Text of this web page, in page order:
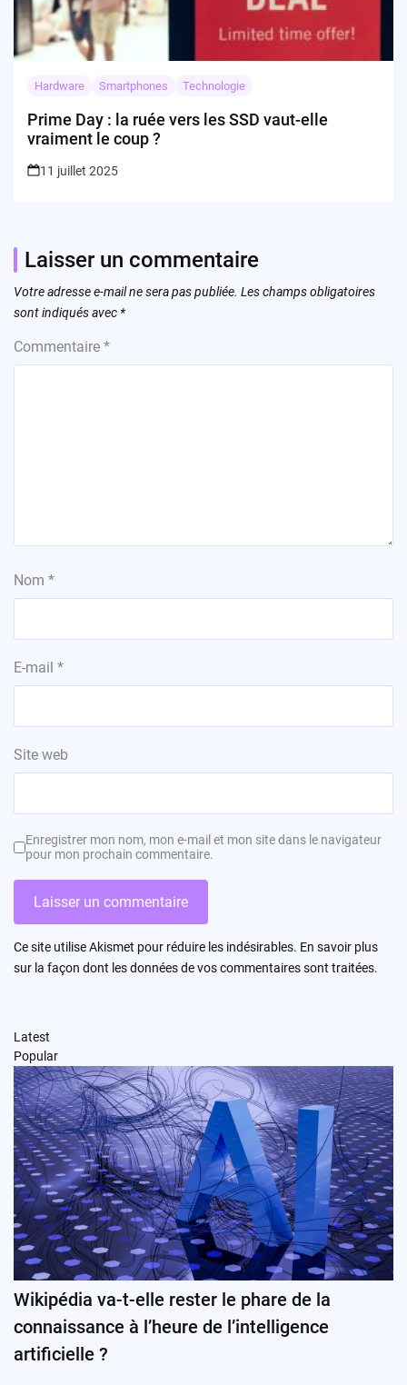
Hardware Smartphones Technologie
Prime Day : la ruée vers les SSD vaut-elle
vraiment le coup ?
11 juillet 2025
Laisser un commentaire
Votre adresse e-mail ne sera pas publiée. Les champs obligatoires
sont indiqués avec *
Commentaire *
Nom *
E-mail *
Site web
Enregistrer mon nom, mon e-mail et mon site dans le navigateur
pour mon prochain commentaire.
Ce site utilise Akismet pour réduire les indésirables. En savoir plus
sur la façon dont les données de vos commentaires sont traitées.
Latest
Popular
Wikipédia va-t-elle rester le phare de la
connaissance à l’heure de l’intelligence
artificielle ?